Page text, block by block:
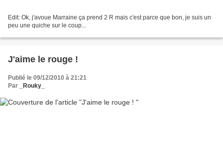
Edit: Ok, j'avoue Marraine ça prend 2 R mais c'est parce que bon, je suis un
peu une quiche sur le coup...
J'aime le rouge !
Publié le 09/12/2010 à 21:21
Par
_Rouky_